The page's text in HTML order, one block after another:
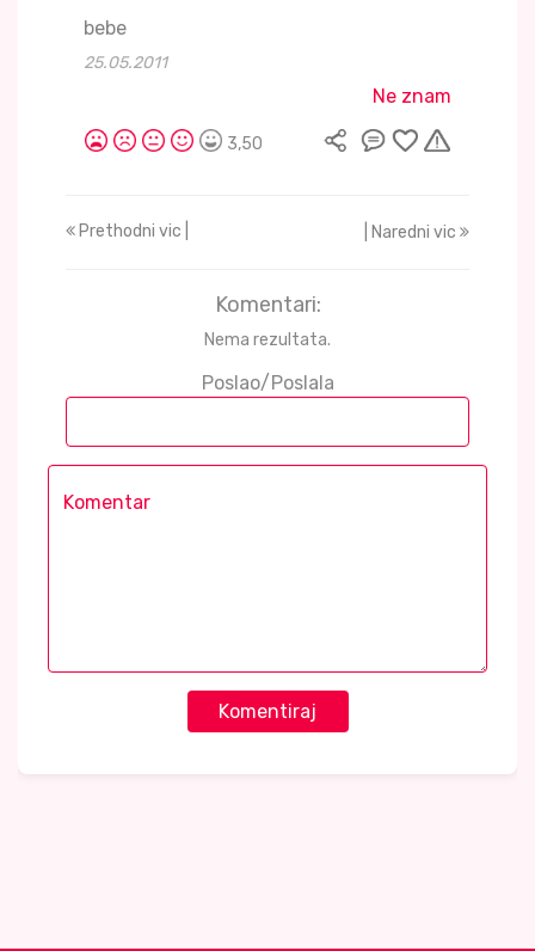
bebe
25.05.2011
Ne znam
3,50
Prethodni vic | | Naredni vic
Komentari:
Nema rezultata.
Poslao/Poslala
Komentiraj